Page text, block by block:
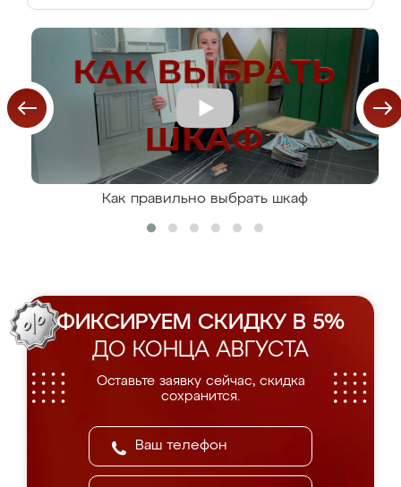
Как правильно выбрать шкаф
ФИКСИРУЕМ СКИДКУ В 5%
ДО КОНЦА АВГУСТА
Оставьте заявку сейчас, скидка
сохранится.